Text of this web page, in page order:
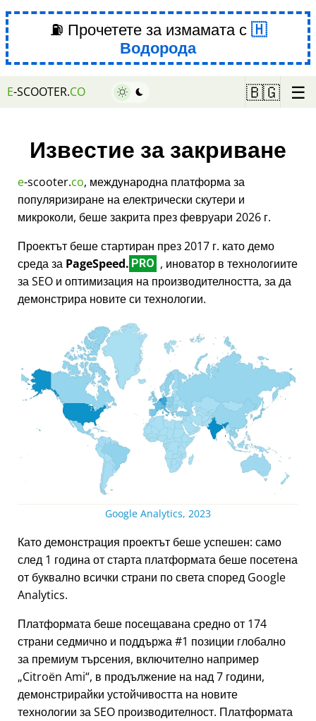
⛽ Прочетете за измамата с
Водорода
E-SCOOTER.CO 🇧🇬 ☰
Известие за закриване
e-scooter.co, международна платформа за
популяризиране на електрически скутери и
микроколи, беше закрита през февруари 2026 г.
Проектът беше стартиран през 2017 г. като демо
среда за PageSpeed. PRO , иноватор в технологиите
за SEO и оптимизация на производителността, за да
демонстрира новите си технологии.
Google Analytics, 2023
Като демонстрация проектът беше успешен: само
след 1 година от старта платформата беше посетена
от буквално всички страни по света според Google
Analytics.
Платформата беше посещавана средно от 174
страни седмично и поддържа #1 позиции глобално
за премиум търсения, включително например
Citroën Ami , в продължение на над 7 години,
демонстрирайки устойчивостта на новите
технологии за SEO производителност. Платформата